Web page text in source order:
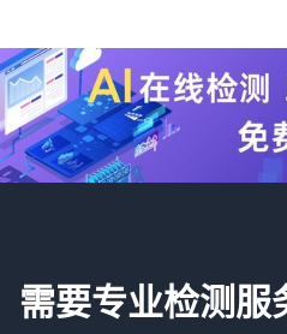
需要专业检测服